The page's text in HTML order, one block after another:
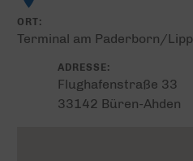
ORT:
Terminal am Paderborn/
ADRESSE:
Flughafenstraße 33
33142 Büren-Ahden